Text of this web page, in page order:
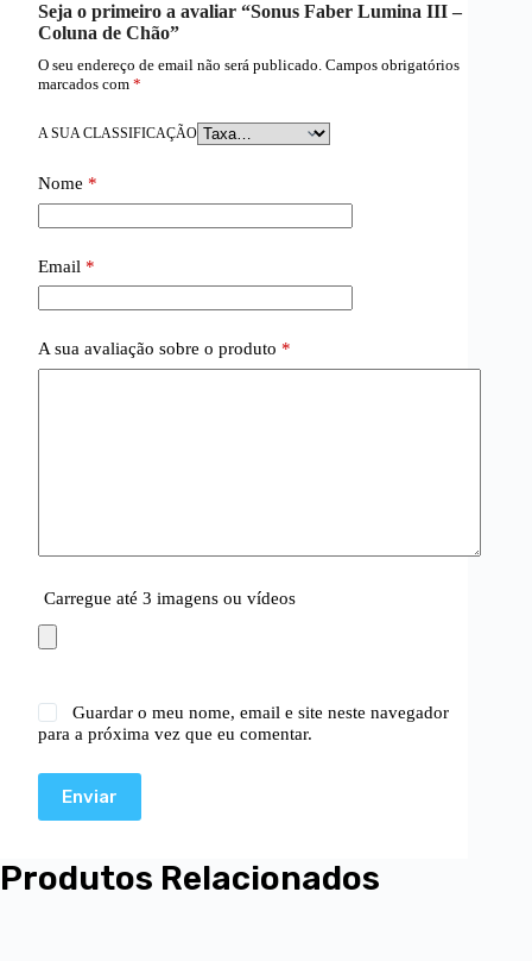
Seja o primeiro a avaliar “Sonus Faber Lumina III –
Coluna de Chão”
O seu endereço de email não será publicado. Campos obrigatórios
marcados com *
A SUA CLASSIFICAÇÃO
Nome *
Email *
A sua avaliação sobre o produto *
Carregue até 3 imagens ou vídeos
Guardar o meu nome, email e site neste navegador
para a próxima vez que eu comentar.
Enviar
Produtos Relacionados